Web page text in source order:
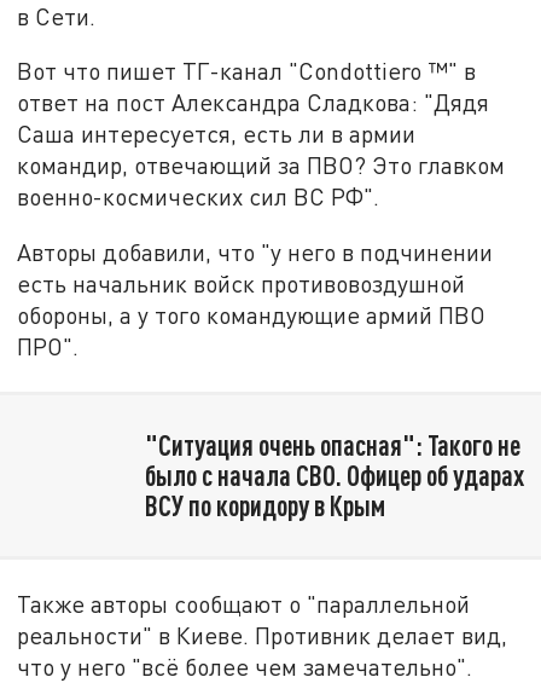
в Сети.
Вот что пишет ТГ-канал "Condottiero ™" в
ответ на пост Александра Сладкова: "Дядя
Саша интересуется, есть ли в армии
командир, отвечающий за ПВО? Это главком
военно-космических сил ВС РФ".
Авторы добавили, что "у него в подчинении
есть начальник войск противовоздушной
обороны, а у того командующие армий ПВО
ПРО".
"Ситуация очень опасная": Такого не
было с начала СВО. Офицер об ударах
ВСУ по коридору в Крым
Также авторы сообщают о "параллельной
реальности" в Киеве. Противник делает вид,
что у него "всё более чем замечательно".